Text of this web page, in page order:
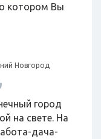
котором Вы
Новгород
город
на свете. На
дача-